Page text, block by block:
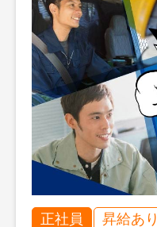
正社員 昇給あり